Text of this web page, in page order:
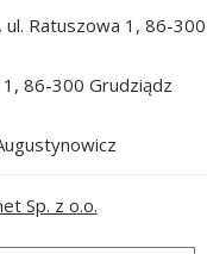
Ratuszowa 1, 86-300
86-300 Grudziądz
Sp. z o.o.